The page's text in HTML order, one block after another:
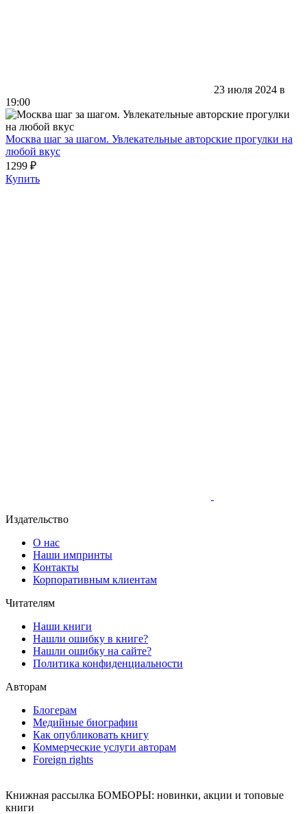
23 июля 2024 в
19:00
Москва шаг за шагом. Увлекательные авторские прогулки на
любой вкус
1299 ₽
Купить
Издательство
О нас
Наши импринты
Контакты
Корпоративным клиентам
Читателям
Наши книги
Нашли ошибку в книге?
Нашли ошибку на сайте?
Политика конфиденциальности
Авторам
Блогерам
Медийные биографии
Как опубликовать книгу
Коммерческие услуги авторам
Foreign rights
Книжная рассылка БОМБОРЫ: новинки, акции и топовые
книги